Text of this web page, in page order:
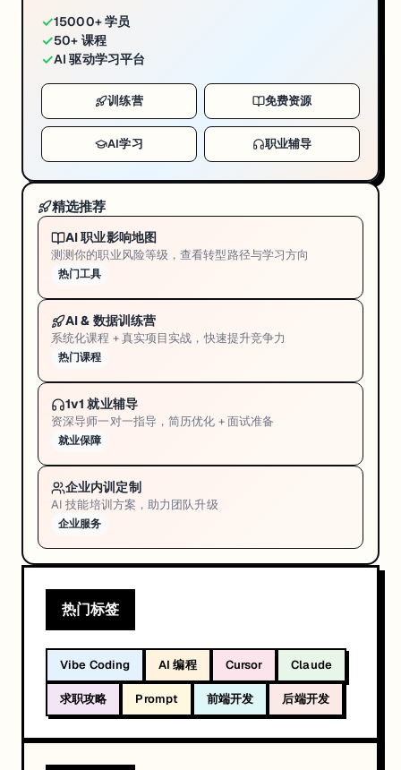
✓15000+ 学员
✓50+ 课程
✓AI 驱动学习平台
训练营 免费资源
AI学习 职业辅导
精选推荐
AI 职业影响地图
测测你的职业风险等级，查看转型路径与学习方向
热门工具
AI & 数据训练营
系统化课程 + 真实项目实战，快速提升竞争力
热门课程
1v1 就业辅导
资深导师一对一指导，简历优化 + 面试准备
就业保障
企业内训定制
AI 技能培训方案，助力团队升级
企业服务
热门标签
Vibe Coding AI 编程 Cursor Claude
求职攻略 Prompt 前端开发 后端开发